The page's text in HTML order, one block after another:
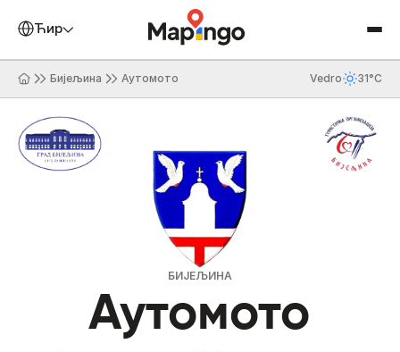
Ћирилица
Бијељина Аутомото Vedro 31°C
БИЈЕЉИНА
Аутомото